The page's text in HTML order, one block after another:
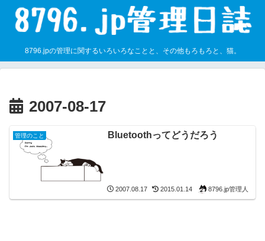
8796.jpの管理に関するいろいろなことと、その他もろもろと、猫。
2007-08-17
管理のこと Bluetoothってどうだろう
2007.08.17 2015.01.14 8796.jp管理人